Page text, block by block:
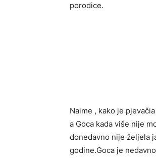
porodice.
Naime , kako je
a Goca kada više nije
donedavno nije željela
godine.Goca je